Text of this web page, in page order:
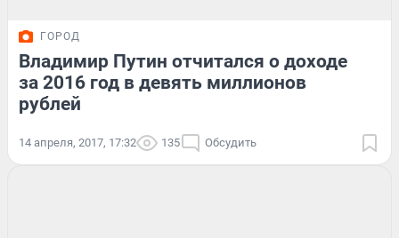
ГОРОД
Владимир Путин отчитался о доходе
за 2016 год в девять миллионов
рублей
14 апреля, 2017, 17:32 135 Обсудить